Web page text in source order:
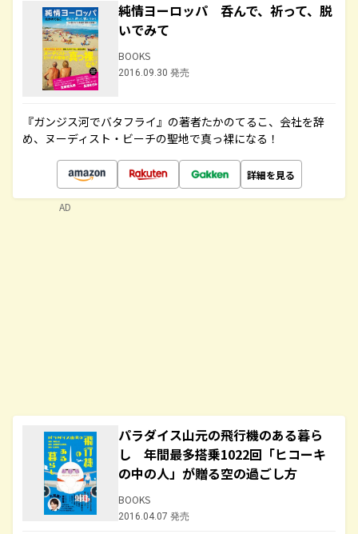
純情ヨーロッパ 呑んで、祈って、脱
いでみて
BOOKS
2016.09.30 発売
『ガンジス河でバタフライ』の著者たかのてるこ、会社を辞
め、ヌーディスト・ビーチの聖地で真っ裸になる！
詳細を見る
パラダイス山元の飛行機のある暮ら
し 年間最多搭乗1022回「ヒコーキ
の中の人」が贈る空の過ごし方
BOOKS
2016.04.07 発売
AD